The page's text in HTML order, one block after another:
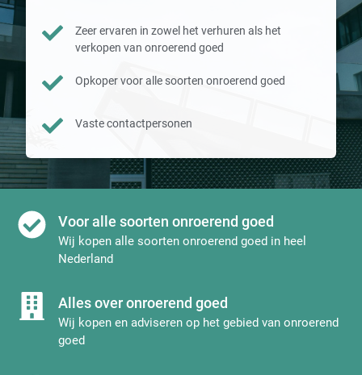
Zeer ervaren in zowel het verhuren als het
verkopen van onroerend goed
Opkoper voor alle soorten onroerend goed
Vaste contactpersonen
Voor alle soorten onroerend goed
Wij kopen alle soorten onroerend goed in heel
Nederland
Alles over onroerend goed
Wij kopen en adviseren op het gebied van onroerend
goed